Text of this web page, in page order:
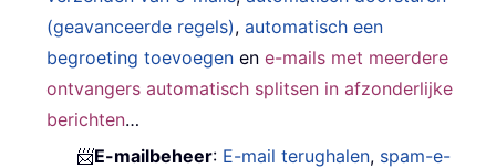
(geavanceerde regels),automatisch een
begroeting toevoegen ene-mails met meerdere
ontvangers automatisch splitsen in afzonderlijke
berichten…
📨E-mailbeheer: E-mail terughalen, spam-e-